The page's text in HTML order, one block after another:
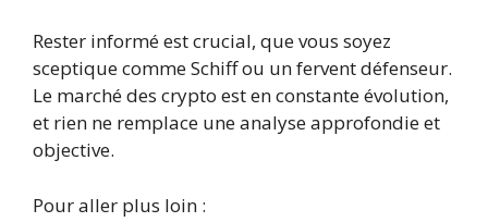
Rester informé est crucial, que vous soyez
sceptique comme Schiff ou un fervent défenseur.
Le marché des crypto est en constante évolution,
et rien ne remplace une analyse approfondie et
objective.
Pour aller plus loin :